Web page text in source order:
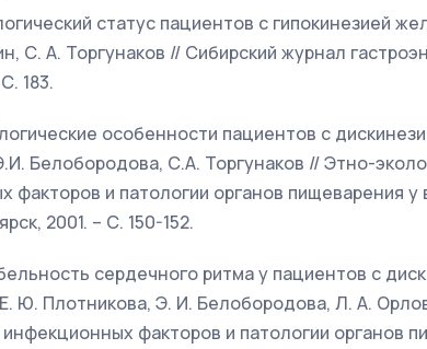
статус пациентов с гипокинезией
С. А. Торгунаков // Сибирский журнал
183.
особенности пациентов с
Белобородова, С.А. Торгунаков // Этно-
факторов и патологии органов пищеварения у
2001. – С. 150-152.
сердечного ритма у пациентов с
Ю. Плотникова, Э. И. Белобородова, Л. А.
факторов и патологии органов